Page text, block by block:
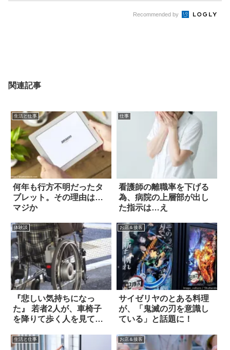
Recommended by
関連記事
生活と仕事
何年も行方不明だったタ
ブレット。その理由は…
マジか
仕事
看護師の離職率を下げる
為、病院の上層部が出し
た指示は…え
体験談
『悲しい気持ちになっ
た』 若者2人が、車椅子
を降りて歩く人を見て…
お店＆接客
サイゼリヤのとある料理
が、「鬼滅の刃を意識し
ている」と話題に！
生活と仕事 お店＆接客